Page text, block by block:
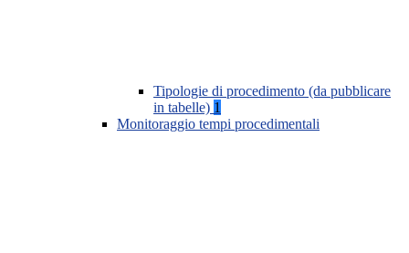
Tipologie di procedimento (da pubblicare
in tabelle) 1
Monitoraggio tempi procedimentali